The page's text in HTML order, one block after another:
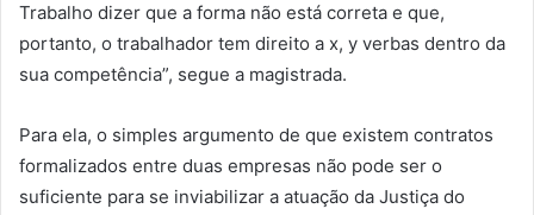
Trabalho dizer que a forma não está correta e que,
portanto, o trabalhador tem direito a x, y verbas dentro da
sua competência”, segue a magistrada.
Para ela, o simples argumento de que existem contratos
formalizados entre duas empresas não pode ser o
suficiente para se inviabilizar a atuação da Justiça do